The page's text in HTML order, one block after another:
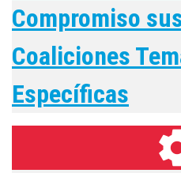
Compromiso
Coaliciones
Específicas